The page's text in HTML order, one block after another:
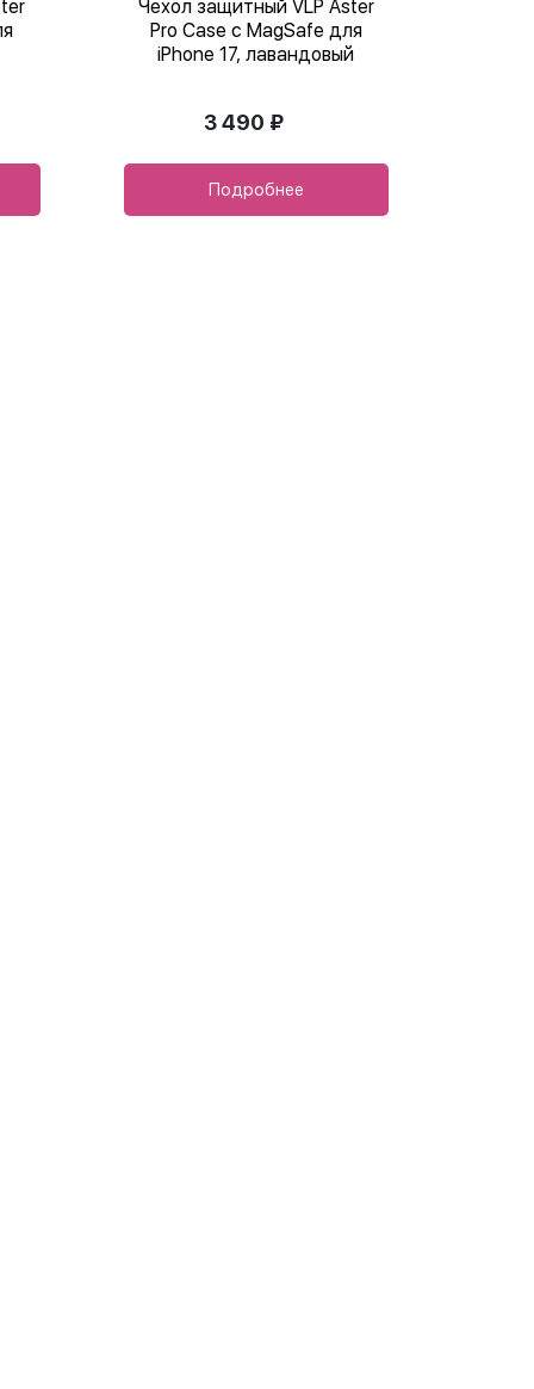
Чехол защитный VLP Aster
Pro Case с MagSafe для
iPhone 17, лавандовый
3 490 ₽
Подробнее